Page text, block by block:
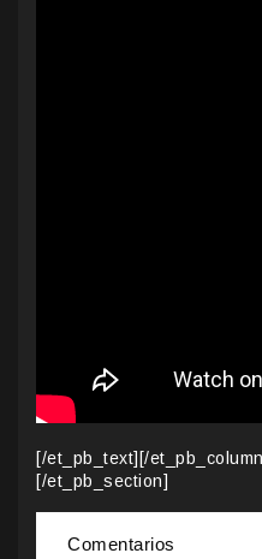
[/et_pb_text][/
[/et_pb_section]
Comentarios